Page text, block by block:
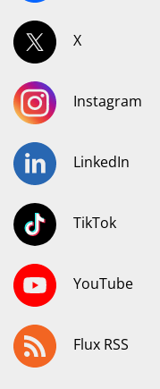
X
Instagram
LinkedIn
TikTok
YouTube
Flux RSS